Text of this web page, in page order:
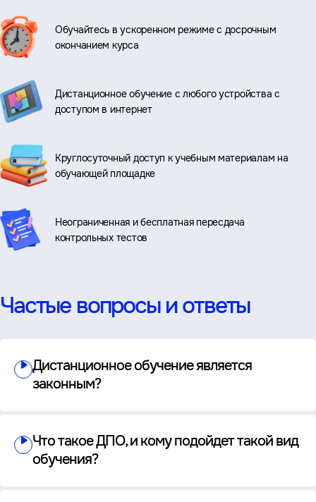
Обучайтесь в ускоренном режиме с досрочным
окончанием курса
Дистанционное обучение с любого устройства с
доступом в интернет
Круглосуточный доступ к учебным материалам на
обучающей площадке
Неограниченная и бесплатная пересдача
контрольных тестов
Частые вопросы и ответы
Дистанционное обучение является
законным?
Что такое ДПО, и кому подойдет такой вид
обучения?